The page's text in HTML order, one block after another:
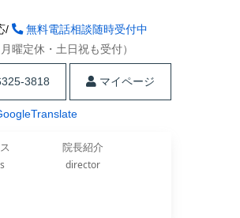
/
無料電話相談随時受付中
曜定休・土日祝も受付）
3818 マイページ
院長紹介
director